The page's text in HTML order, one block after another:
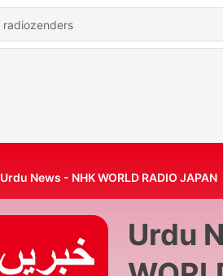
Urdu News - NHK WORLD RADIO JAPAN
Urdu